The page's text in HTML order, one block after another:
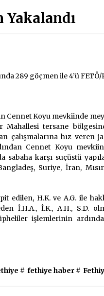
2
4
“Hiç
2
Yakalandı
289 göçmen ile 4’ü FETÖ/
Cennet Koyu mevkiinde
tersane
çalışmalarına hız
Cennet Koyu
karşı suçüstü
Suriye, İran,
edilen, H.K. ve A.G. ile
İ.H.A., İ.K., A.H., S.D.
işlemlerinin
# fethiye haber #